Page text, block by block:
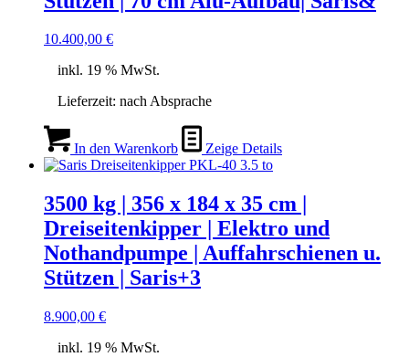
10.400,00 €
inkl. 19 % MwSt.
Lieferzeit: nach Absprache
In den Warenkorb Zeige Details
3500 kg | 356 x 184 x 35 cm |
Dreiseitenkipper | Elektro und
Nothandpumpe | Auffahrschienen u.
Stützen | Saris+3
8.900,00 €
inkl. 19 % MwSt.